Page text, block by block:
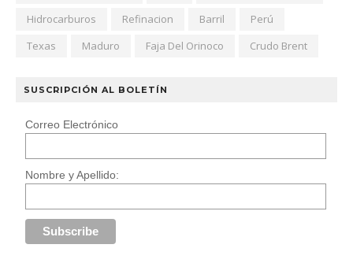
Hidrocarburos
Refinacion Barril
Perú
Texas
Maduro Faja Del Orinoco Crudo Brent
SUSCRIPCIÓN AL BOLETÍN
Correo Electrónico
Nombre y Apellido: